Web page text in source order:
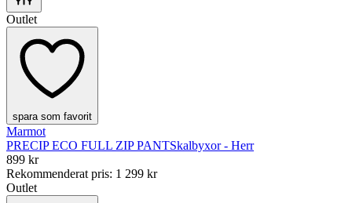
Outlet
spara som favorit
Marmot
PRECIP ECO FULL ZIP PANTSkalbyxor - Herr
899 kr
Rekommenderat pris: 1 299 kr
Outlet